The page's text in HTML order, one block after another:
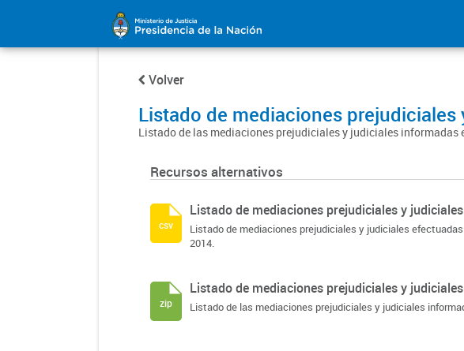
Volver
Listado de mediaciones prejudiciales
Listado de las mediaciones prejudiciales y judiciales informadas
Recursos alternativos
Listado de mediaciones prejudiciales y
Listado de mediaciones prejudiciales y judiciales
2014.
csv
Listado de mediaciones prejudiciales y
Listado de las mediaciones prejudiciales y judiciales
zip